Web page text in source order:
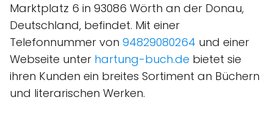
Marktplatz 6 in 93086 Wörth an der Donau,
Deutschland, befindet. Mit einer
Telefonnummer von 94829080264 und einer
Webseite unter hartung-buch.de bietet sie
ihren Kunden ein breites Sortiment an Büchern
und literarischen Werken.